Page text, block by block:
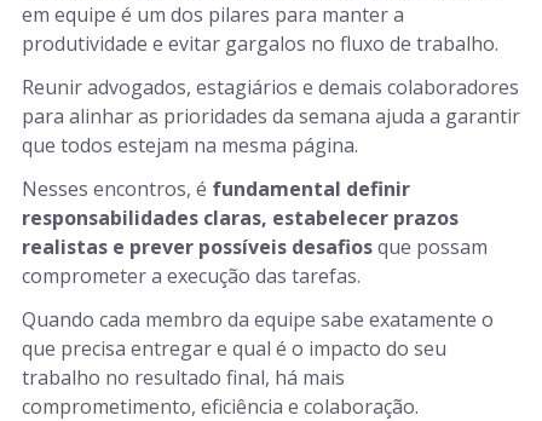
em equipe é um dos pilares para manter a
produtividade e evitar gargalos no fluxo de trabalho.
Reunir advogados, estagiários e demais colaboradores
para alinhar as prioridades da semana ajuda a garantir
que todos estejam na mesma página.
Nesses encontros, é fundamental definir
responsabilidades claras, estabelecer prazos
realistas e prever possíveis desafiosque possam
comprometer a execução das tarefas.
Quando cada membro da equipe sabe exatamente o
que precisa entregar e qual é o impacto do seu
trabalho no resultado final, há mais
comprometimento, eficiência e colaboração.